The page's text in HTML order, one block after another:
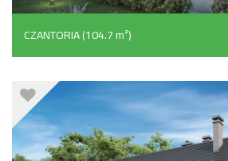
CZANTORIA (104.7 m²)